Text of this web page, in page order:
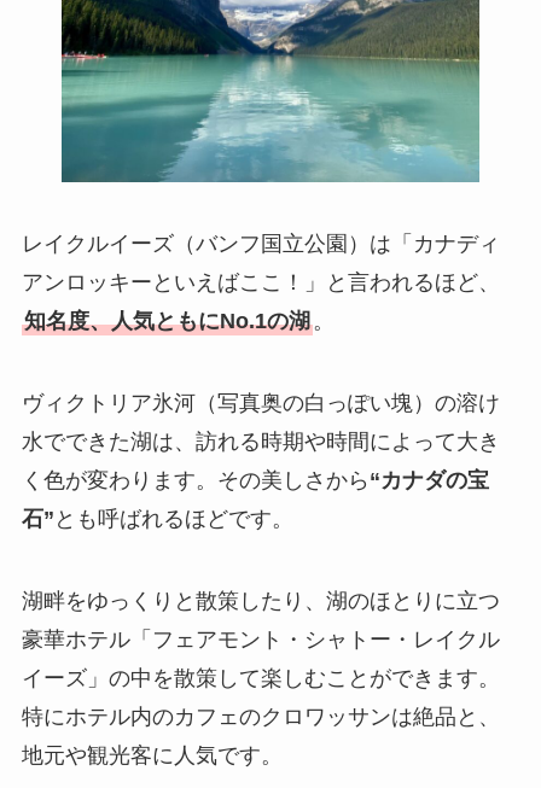
レイクルイーズ（バンフ国立公園）は「カナディ
アンロッキーといえばここ！」と言われるほど、
知名度、人気ともにNo.1の湖。
ヴィクトリア氷河（写真奥の白っぽい塊）の溶け
水でできた湖は、訪れる時期や時間によって大き
く色が変わります。その美しさから “カナダの宝
石” とも呼ばれるほどです。
湖畔をゆっくりと散策したり、湖のほとりに立つ
豪華ホテル「フェアモント・シャトー・レイクル
イーズ」の中を散策して楽しむことができます。
特にホテル内のカフェのクロワッサンは絶品と、
地元や観光客に人気です。